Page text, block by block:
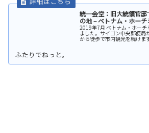
統一会堂：旧大統領官
の地 – ベトナム・ホー
2019年7月 ベトナム・ホー
ました。サイゴン中央郵便
から徒歩で市内観光を続けま